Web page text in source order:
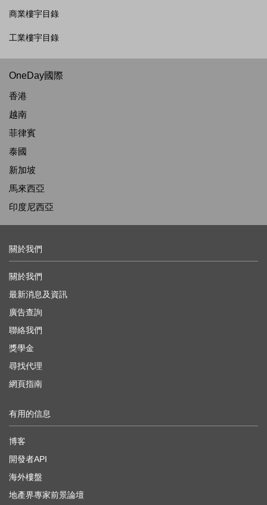
商業樓宇目錄
工業樓宇目錄
OneDay國際
香港
越南
菲律賓
泰國
新加坡
馬來西亞
印度尼西亞
關於我們
關於我們
最新消息及資訊
廣告查詢
聯絡我們
獎學金
尋找代理
網頁指南
有用的信息
博客
開發者API
海外樓盤
地產界專家前景論壇